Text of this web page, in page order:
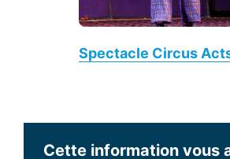
Spectacle Circus
Cette information vous